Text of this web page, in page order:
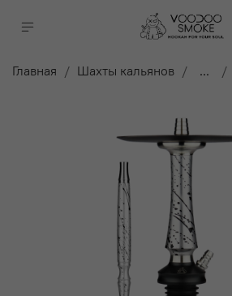
Главная Шахты кальянов ...